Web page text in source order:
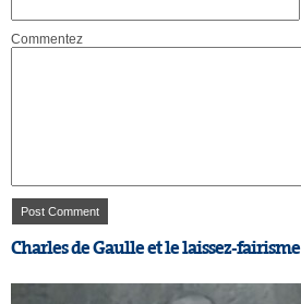
Commentez
Charles de Gaulle et le laissez-fairisme